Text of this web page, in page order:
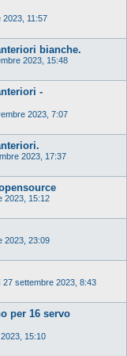
11:57
bianche.
2023, 15:48
-
2023, 7:07
2023, 17:37
2023, 15:12
2023, 23:09
27 settembre 2023, 8:43
per 16 servo
15:10